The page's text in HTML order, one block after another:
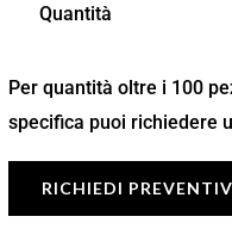
Quantità
Per quantità oltre i 100
specifica puoi richiedere
RICHIEDI